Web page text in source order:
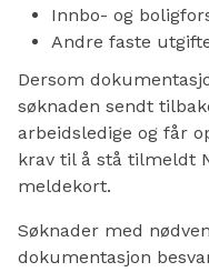
Innbo- og
Andre faste
Dersom
søknaden sendt
arbeidsledige og får
krav til å stå tilmeldt
meldekort.
Søknader med
dokumentasjon